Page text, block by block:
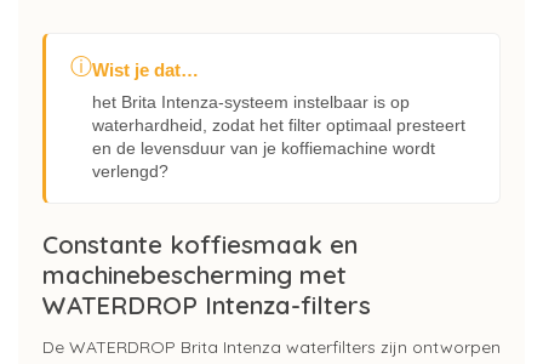
ⓘWist je dat…
het Brita Intenza-systeem instelbaar is op
waterhardheid, zodat het filter optimaal presteert
en de levensduur van je koffiemachine wordt
verlengd?
Constante koffiesmaak en
machinebescherming met
WATERDROP Intenza-filters
De WATERDROP Brita Intenza waterfilters zijn ontworpen